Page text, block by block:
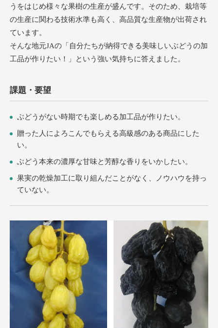
うをはじめ様々な果樹の生産が盛んです。そのため、栽培等
の生産に関わる技術水準も高く、高品質な生産物が出荷され
ています。
そんな地元JAの「自分たちが納得できる美味しいぶどうの加
工品が作りたい！」という強い気持ちに答えました。
課題・要望
ぶどうがない時期でも楽しめる加工品が作りたい。
贈った人によろこんでもらえる高級感のある商品にした
い。
ぶどう本来の濃厚な甘味と芳醇な香りをいかしたい。
果実の乾燥加工に取り組んだことがなく、ノウハウを持っ
ていない。